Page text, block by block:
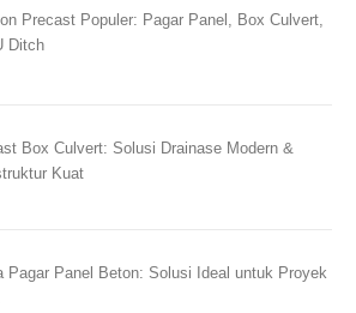
Precast Populer: Pagar Panel, Box Culvert,
Ditch
Box Culvert: Solusi Drainase Modern &
Kuat
Pagar Panel Beton: Solusi Ideal untuk Proyek